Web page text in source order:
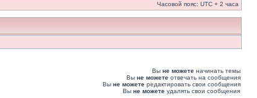
Часовой пояс: UTC + 2 часа
Вы не можете начинать темы
Вы не можете отвечать на сообщения
Вы не можете редактировать свои сообщения
Вы не можете удалять свои сообщения